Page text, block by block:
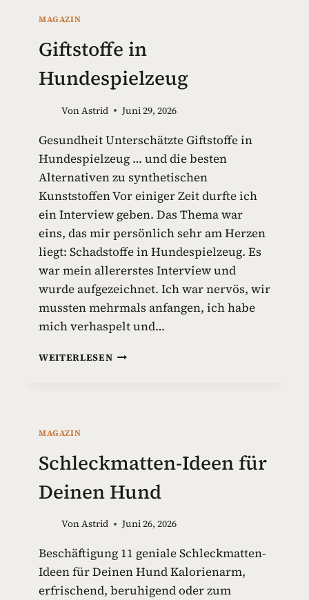
MAGAZIN
Giftstoffe in
Hundespielzeug
VonAstrid Juni 29, 2026
Gesundheit Unterschätzte Giftstoffe in
Hundespielzeug … und die besten
Alternativen zu synthetischen
Kunststoffen Vor einiger Zeit durfte ich
ein Interview geben. Das Thema war
eins, das mir persönlich sehr am Herzen
liegt: Schadstoffe in Hundespielzeug. Es
war mein allererstes Interview und
wurde aufgezeichnet. Ich war nervös, wir
mussten mehrmals anfangen, ich habe
mich verhaspelt und…
WEITERLESENG
F
E
I
H
N
D
E
MAGAZIN
Schleckmatten-Ideen für
Deinen Hund
VonAstrid Juni 26, 2026
Beschäftigung 11 geniale Schleckmatten-
Ideen für Deinen Hund Kalorienarm,
erfrischend, beruhigend oder zum